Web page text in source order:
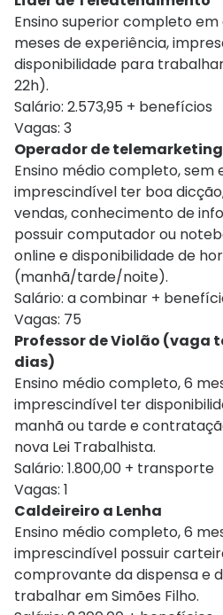
Ensino superior completo em
meses de experiência,
disponibilidade para
22h).
Salário: 2.573,95 + benefícios
Vagas: 3
Operador de
Ensino médio completo, sem
imprescindível ter boa
vendas, conhecimento de
possuir computador ou
online e disponibilidade de
(manhã/tarde/noite).
Salário: a combinar +
Vagas: 75
Professor de Violão (vaga
dias)
Ensino médio completo, 6
imprescindível ter
manhã ou tarde e
nova Lei Trabalhista.
Salário: 1.800,00 + transporte
Vagas: 1
Caldeireiro a Lenha
Ensino médio completo, 6
imprescindível possuir
comprovante da dispensa e
trabalhar em Simões Filho.